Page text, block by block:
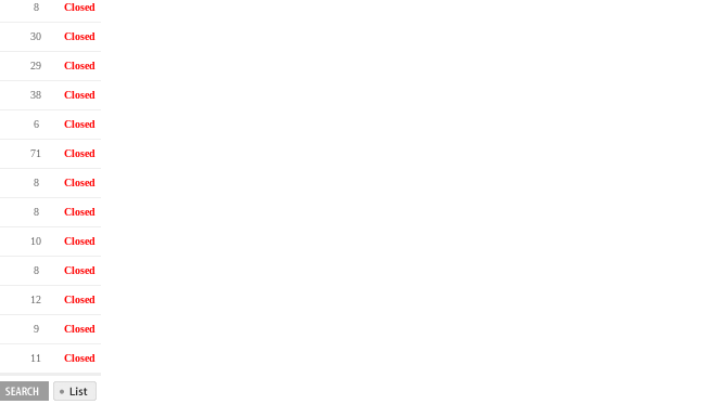
8 Closed
30 Closed
29 Closed
38 Closed
6 Closed
71 Closed
8 Closed
8 Closed
10 Closed
8 Closed
12 Closed
9 Closed
11 Closed